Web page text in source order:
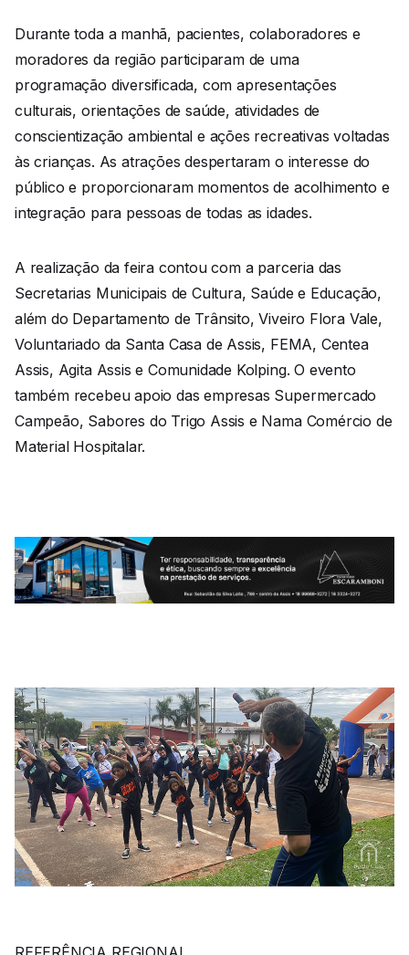
Durante toda a manhã, pacientes, colaboradores e
moradores da região participaram de uma
programação diversificada, com apresentações
culturais, orientações de saúde, atividades de
conscientização ambiental e ações recreativas voltadas
às crianças. As atrações despertaram o interesse do
público e proporcionaram momentos de acolhimento e
integração para pessoas de todas as idades.
A realização da feira contou com a parceria das
Secretarias Municipais de Cultura, Saúde e Educação,
além do Departamento de Trânsito, Viveiro Flora Vale,
Voluntariado da Santa Casa de Assis, FEMA, Centea
Assis, Agita Assis e Comunidade Kolping. O evento
também recebeu apoio das empresas Supermercado
Campeão, Sabores do Trigo Assis e Nama Comércio de
Material Hospitalar.